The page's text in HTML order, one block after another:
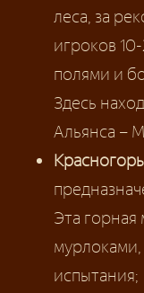
леса, за
игроков
полями и
Здесь
Альянса –
Эта
испытания;